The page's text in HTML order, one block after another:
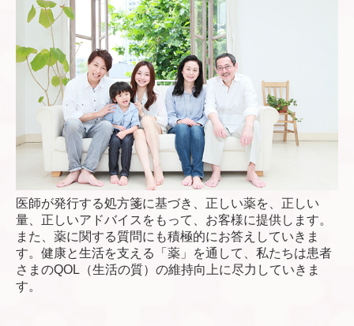
医師が発行する処方箋に基づき、正しい薬を、正しい
量、正しいアドバイスをもって、お客様に提供します。
また、薬に関する質問にも積極的にお答えしていきま
す。健康と生活を支える「薬」を通して、私たちは患者
さまのQOL（生活の質）の維持向上に尽力していきま
す。